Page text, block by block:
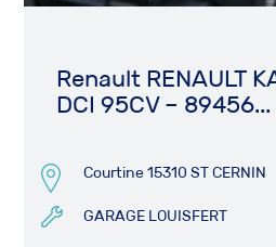
Renault RENAULT
DCI 95CV – 89456...
Courtine 15310 ST CERNIN
GARAGE LOUISFERT